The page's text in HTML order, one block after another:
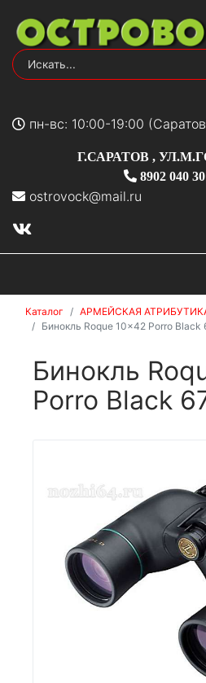
пн-вс: 10:00-19:00
Г.САРАТОВ ,
8902 040 30
ostrovock@mail.ru
Каталог АРМЕЙСКАЯ
Бинокль Roque 10x42 Porro Black
Бинокль
Porro Black